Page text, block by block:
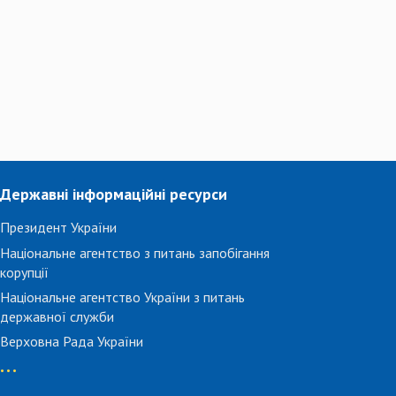
Державні інформаційні ресурси
Президент України
Національне агентство з питань запобігання
корупції
Національне агентство України з питань
державної служби
Верховна Рада України
...